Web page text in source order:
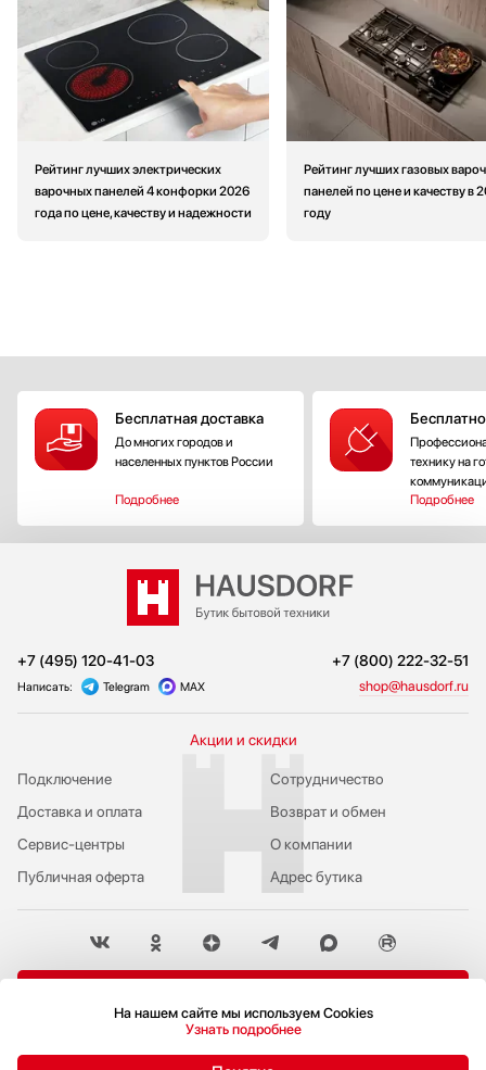
Рейтинг лучших электрических
варочных панелей 4 конфорки 2026
года по цене, качеству и надежности
Рейтинг лучших газовых
панелей по цене и качеству в
году
Бесплатная доставка
До многих городов и
населенных пунктов России
Подробнее
технику на
Подробнее
© 2009-2026 Бутик бытовой техники Hausdorf
+7 (495) 120-41-03 +7 (800) 222-32-51
Написать: Telegram MAX shop@hausdorf.ru
Акции и скидки
Подключение
Публичная оферта
Сервис-центры
Доставка и оплата
Сотрудничество
Возврат и обмен
О компании
Адрес бутика
Политика конфиденциальности
На нашем сайте мы используем Cookies
Узнать подробнее